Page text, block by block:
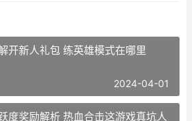
开新人礼包 练英雄模式在哪里
2024-04-01
度奖励解析 热血合击这游戏真坑人